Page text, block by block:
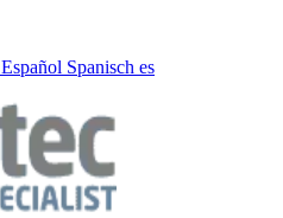
Español Spanisch es